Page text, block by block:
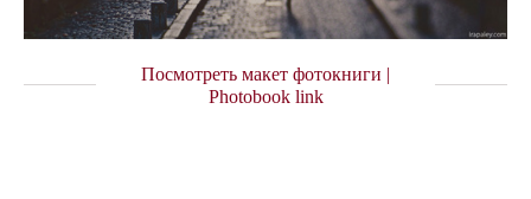
Посмотреть макет фотокниги |
Photobook link